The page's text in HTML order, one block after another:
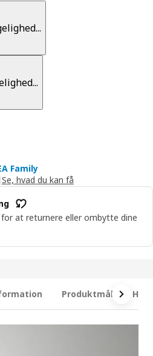
Family
Se, hvad du kan få
at returnere eller ombytte dine
Produktmål